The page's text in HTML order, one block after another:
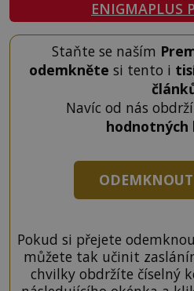
ENIGMAPLUS
Staňte se naším
odemkněte si tento i
Navíc od nás
hodnotných
Pokud si přejete
můžete tak učinit
chvilky obdržíte číselný